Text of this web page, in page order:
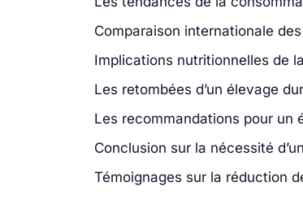
Comparaison internationale
Implications nutritionnelles de
Les retombées d’un élevage
Les recommandations pour un
Conclusion sur la nécessité
Témoignages sur la réduction